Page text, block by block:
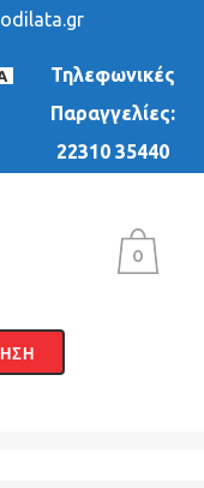
Τηλεφωνικές
Παραγγελίες:
22310 35440
0